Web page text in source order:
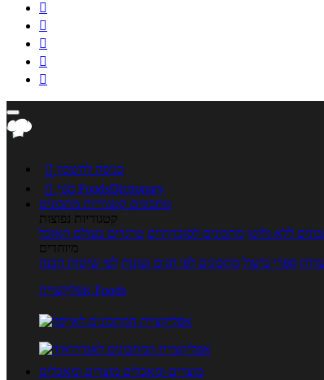





 כניסה לחשבון

מנוי FoodsDictionary
מתכונים קטגוריות מתכונים
קטגוריות נפוצות
ללא גלוטן מתכונים לסוכרתיים טרנדים בעולם האוכל
מיוחדים
ספרי בישול מתכונים לפי חגים ועונות לפי שיטות הכנה
אפליקציית Foods
מוצרים ומאכלים מוצרים ומאכלים